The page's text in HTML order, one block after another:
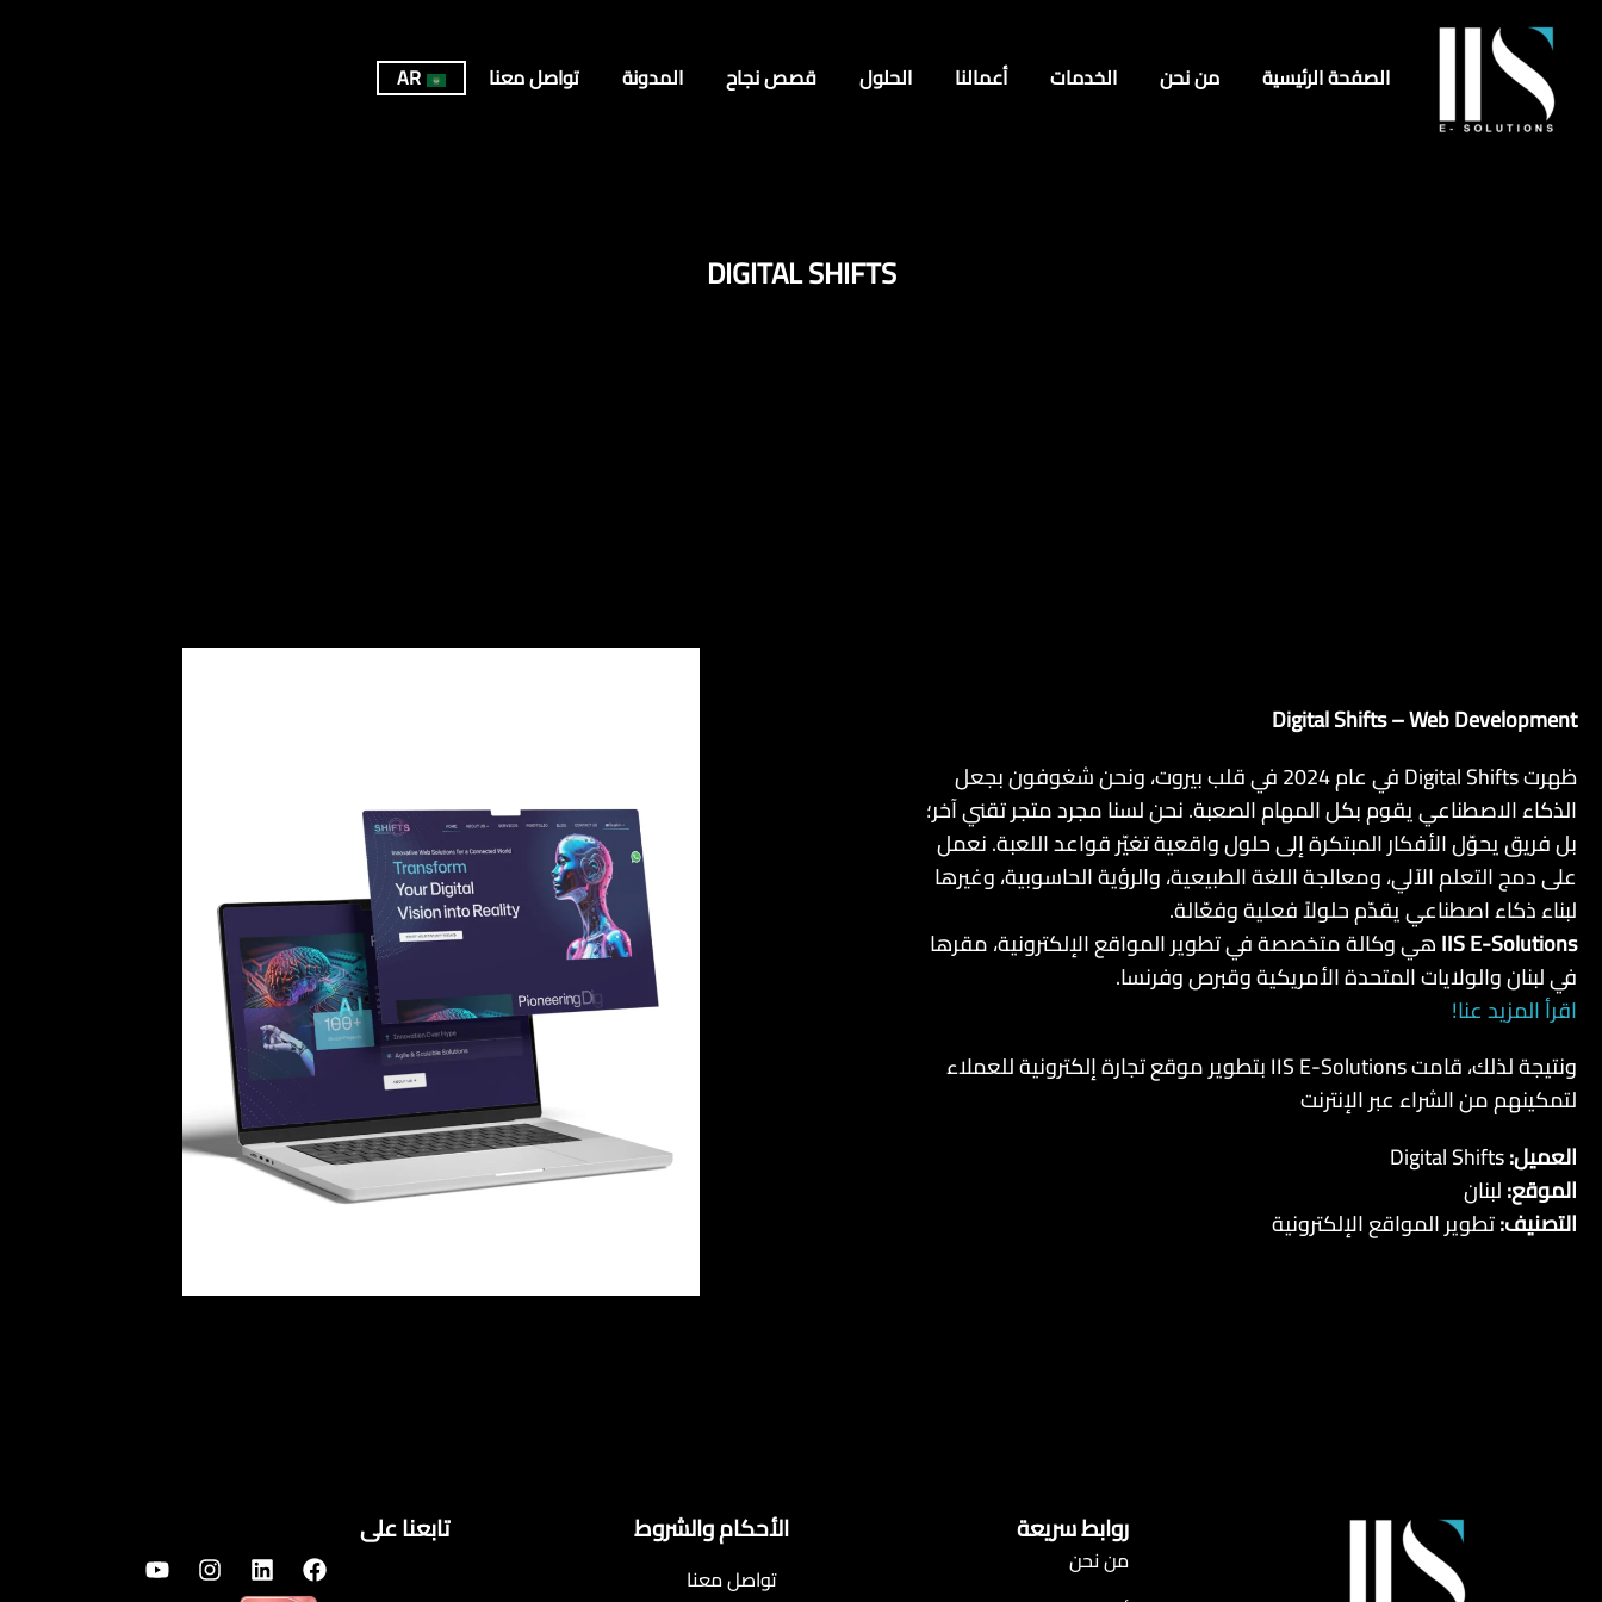
الصفحة الرئيسية من نحن الخدمات أعمالنا الحلول قصص نجاح المدونة تواصل معنا AR
DIGITAL SHIFTS
Digital Shifts – Web Development
ظهرت Digital Shifts في عام 2024 في قلب بيروت، ونحن شغوفون بجعل
الذكاء الاصطناعي يقوم بكل المهام الصعبة. نحن لسنا مجرد متجر تقني آخر؛
بل فريق يحوّل الأفكار المبتكرة إلى حلول واقعية تغيّر قواعد اللعبة. نعمل
على دمج التعلم الآلي، ومعالجة اللغة الطبيعية، والرؤية الحاسوبية، وغيرها
لبناء ذكاء اصطناعي يقدّم حلولاً فعلية وفعّالة.
IIS E-Solutionsهي وكالة متخصصة في تطوير المواقع الإلكترونية، مقرها
في لبنان والولايات المتحدة الأمريكية وقبرص وفرنسا.
اقرأ المزيد عنا!
ونتيجة لذلك، قامت IIS E-Solutions بتطوير موقع تجارة إلكترونية للعملاء
لتمكينهم من الشراء عبر الإنترنت
العميل:
الموقع:لبنان
التصنيف:تطوير المواقع الإلكترونية
روابط سريعة
من نحن
الأحكام والشروط
تواصل معنا
تابعنا على